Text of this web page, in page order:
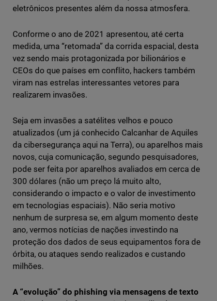
eletrônicos presentes além da nossa atmosfera.
Conforme o ano de 2021 apresentou, até certa
medida, uma “retomada” da corrida espacial, desta
vez sendo mais protagonizada por bilionários e
CEOs do que países em conflito, hackers também
viram nas estrelas interessantes vetores para
realizarem invasões.
Seja em invasões a satélites velhos e pouco
atualizados (um já conhecido Calcanhar de Aquiles
da cibersegurança aqui na Terra), ou aparelhos mais
novos, cuja comunicação, segundo pesquisadores,
pode ser feita por aparelhos avaliados em cerca de
300 dólares (não um preço lá muito alto,
considerando o impacto e o valor de investimento
em tecnologias espaciais). Não seria motivo
nenhum de surpresa se, em algum momento deste
ano, vermos notícias de nações investindo na
proteção dos dados de seus equipamentos fora de
órbita, ou ataques sendo realizados e custando
milhões.
A “evolução” do phishing via mensagens de texto